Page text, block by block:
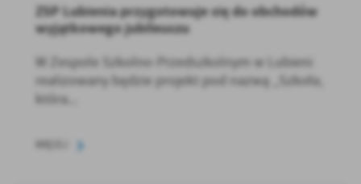
ZSP Lubienia przygotowuje się do obchodów
wyjątkowego jubileuszu
W Zespole Szkolno-Przedszkolnym w Lubieni
realizowany będzie projekt pod nazwą „Szkoła,
która...